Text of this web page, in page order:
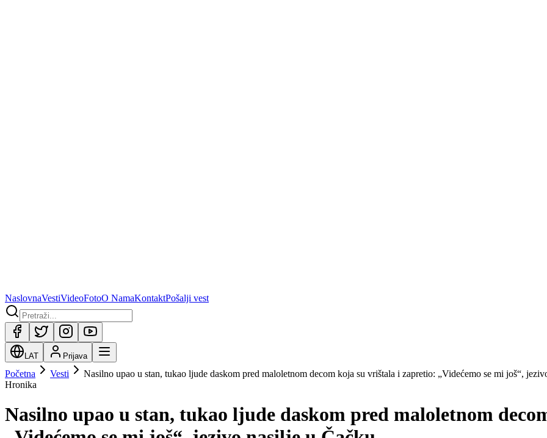
NaslovnaVestiVideoFotoO NamaKontaktPošalji vest
LAT Prijava
Početna Vesti
Nasilno upao u stan, tukao ljude daskom pred maloletnom decom koja su vrištala i zapretio: „Videćemo se mi još“,
Hronika
Nasilno upao u stan, tukao ljude daskom pred maloletnom